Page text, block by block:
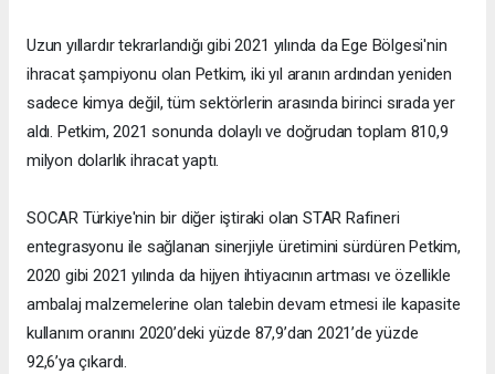
Uzun yıllardır tekrarlandığı gibi 2021 yılında da Ege Bölgesi'nin
ihracat şampiyonu olan Petkim, iki yıl aranın ardından yeniden
sadece kimya değil, tüm sektörlerin arasında birinci sırada yer
aldı. Petkim, 2021 sonunda dolaylı ve doğrudan toplam 810,9
milyon dolarlık ihracat yaptı.
SOCAR Türkiye'nin bir diğer iştiraki olan STAR Rafineri
entegrasyonu ile sağlanan sinerjiyle üretimini sürdüren Petkim,
2020 gibi 2021 yılında da hijyen ihtiyacının artması ve özellikle
ambalaj malzemelerine olan talebin devam etmesi ile kapasite
kullanım oranını 2020’deki yüzde 87,9’dan 2021’de yüzde
92,6’ya çıkardı.